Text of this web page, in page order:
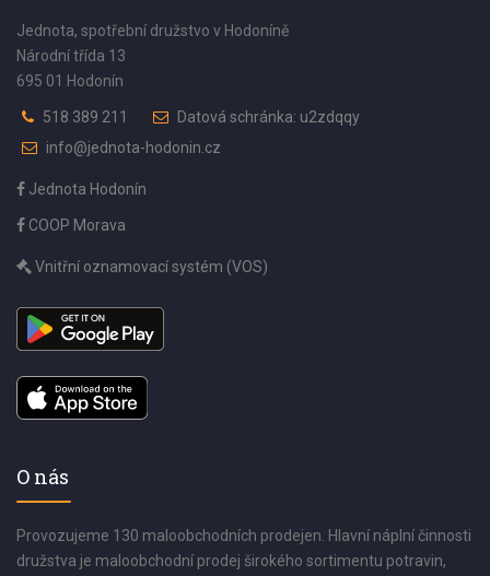
Jednota, spotřební družstvo v Hodoníně
Národní třída 13
695 01 Hodonín
518 389 211
Datová schránka: u2zdqqy
info@jednota-hodonin.cz
Jednota Hodonín
COOP Morava
Vnitřní oznamovací systém (VOS)
O nás
Provozujeme 130 maloobchodních prodejen. Hlavní náplní činnosti
družstva je maloobchodní prodej širokého sortimentu potravin,